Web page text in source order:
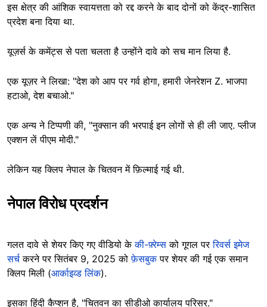
इस क्षेत्र की आंशिक स्वायत्तता को रद्द करने के बाद दोनों को केंद्र-शासित
प्रदेश बना दिया था.
यूज़र्स के कमेंट्स से पता चलता है उन्होंने दावे को सच मान लिया है.
एक यूज़र ने लिखा: "देश को आप पर गर्व होगा, हमारी जेनरेशन Z. भाजपा
हटाओ, देश बचाओ."
एक अन्य ने टिप्पणी की, "नुक्सान की भरपाई इन लोगों से ही ली जाए. प्लीज
एक्शन लें पीएम मोदी."
लेकिन यह क्लिप नेपाल के चितवन में फ़िल्माई गई थी.
नेपाल विरोध प्रदर्शन
गलत दावे से शेयर किए गए वीडियो केकी-फ़्रेम्स को गूगल पररिवर्स इमेज
सर्च करने पर सितंबर 9, 2025 कोफ़ेसबुकपर शेयर की गई एक समान
क्लिप मिली (आर्काइव्ड लिंक).
इसका हिंदी कैप्शन है, "चितवन का सीडीओ कार्यालय परिसर."